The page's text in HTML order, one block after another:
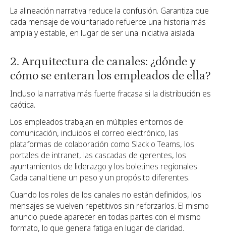
La alineación narrativa reduce la confusión. Garantiza que
cada mensaje de voluntariado refuerce una historia más
amplia y estable, en lugar de ser una iniciativa aislada.
2. Arquitectura de canales: ¿dónde y
cómo se enteran los empleados de ella?
Incluso la narrativa más fuerte fracasa si la distribución es
caótica.
Los empleados trabajan en múltiples entornos de
comunicación, incluidos el correo electrónico, las
plataformas de colaboración como Slack o Teams, los
portales de intranet, las cascadas de gerentes, los
ayuntamientos de liderazgo y los boletines regionales.
Cada canal tiene un peso y un propósito diferentes.
Cuando los roles de los canales no están definidos, los
mensajes se vuelven repetitivos sin reforzarlos. El mismo
anuncio puede aparecer en todas partes con el mismo
formato, lo que genera fatiga en lugar de claridad.